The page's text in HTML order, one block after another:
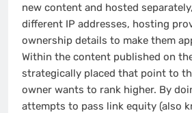
new content and hosted
different IP addresses, hosting
ownership details to make them
Within the content published on
strategically placed that point to
owner wants to rank higher. By
attempts to pass link equity (also